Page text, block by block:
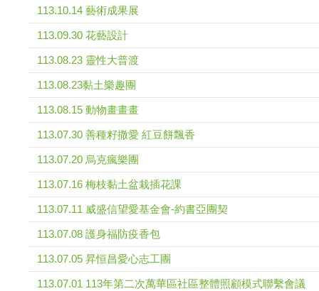
113.10.14 藝術成果展
113.09.30 花藝設計
113.08.23 靈性大普渡
113.08.23黏土樂趣團
113.08.15 動物畫畫畫
113.07.30 善種籽撒愛 紅豆餅飄香
113.07.20 烏克瘋樂團
113.07.16 梅枝黏土盆栽插花課
113.07.11 威盛信望愛基金會-約書亞團契
113.07.08 護身福防疫香包
113.07.05 昇恒昌愛心志工團
113.07.01 113年第二次萬華區社區整體照顧模式聯繫會議